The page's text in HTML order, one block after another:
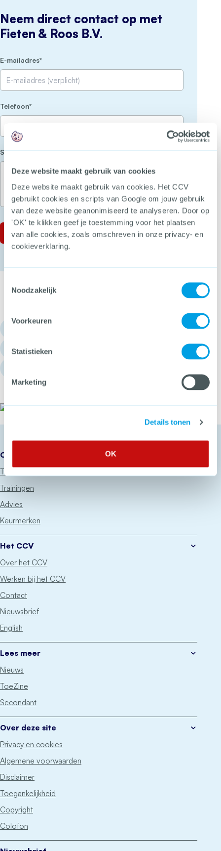
Deze website maakt gebruik van cookies
Deze website maakt gebruik van cookies. Het CCV
gebruikt cookies en scripts van Google om jouw gebruik
van deze website geanonimiseerd te analyseren. Door op
'OK' te klikken geef je toestemming voor het plaatsen
van alle cookies, zoals omschreven in onze privacy- en
cookieverklaring.
Noodzakelijk
Voorkeuren
Statistieken
Marketing
Details tonen
OK
Neem direct contact op met
Fieten & Roos B.V.
E-mailadres
Telefoon
Stel je vraag (Vereist)
info@hetccv.nl
Het CCV
Onze diensten
Thema’s
Trainingen
Advies
Keurmerken
Het CCV
Over het CCV
Werken bij het CCV
Contact
Nieuwsbrief
English
Lees meer
Nieuws
ToeZine
Secondant
Over deze site
Privacy en cookies
Algemene voorwaarden
Disclaimer
Toegankelijkheid
Copyright
Colofon